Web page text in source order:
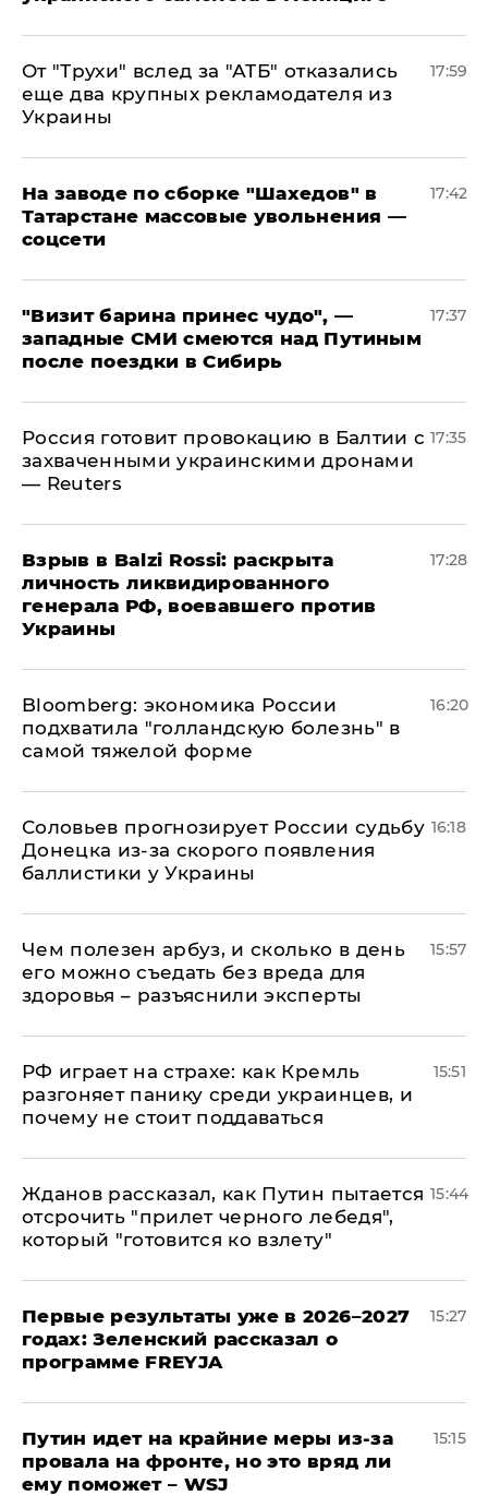
От "Трухи" вслед за "АТБ" отказались
еще два крупных рекламодателя из
Украины
17:59
На заводе по сборке "Шахедов" в
Татарстане массовые увольнения —
соцсети
17:42
"Визит барина принес чудо", —
западные СМИ смеются над Путиным
после поездки в Сибирь
17:37
​Россия готовит провокацию в Балтии с
захваченными украинскими дронами
— Reuters
17:35
​Взрыв в Balzi Rossi: раскрыта
личность ликвидированного
генерала РФ, воевавшего против
Украины
17:28
Bloomberg: экономика России
подхватила "голландскую болезнь" в
самой тяжелой форме
16:20
Соловьев прогнозирует России судьбу
Донецка из-за скорого появления
баллистики у Украины
16:18
Чем полезен арбуз, и сколько в день
его можно съедать без вреда для
здоровья – разъяснили эксперты
15:57
РФ играет на страхе: как Кремль
разгоняет панику среди украинцев, и
почему не стоит поддаваться
15:51
Жданов рассказал, как Путин пытается
отсрочить "прилет черного лебедя",
который "готовится ко взлету"
15:44
Первые результаты уже в 2026–2027
годах: Зеленский рассказал о
программе FREYJA
15:27
Путин идет на крайние меры из-за
провала на фронте, но это вряд ли
ему поможет – WSJ
15:15